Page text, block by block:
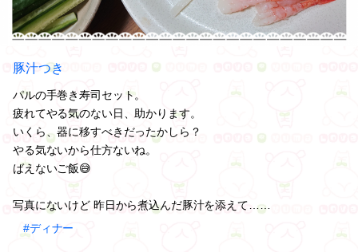
豚汁つき
パルの手巻き寿司セット。
疲れてやる気のない日、助かります。
いくら、器に移すべきだったかしら？
やる気ないから仕方ないね。
ばえないご飯😅
写真にないけど 昨日から煮込んだ豚汁を添えて……
#ディナー